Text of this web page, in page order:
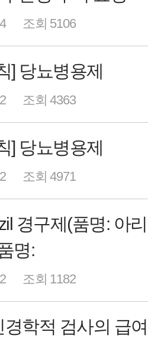
조회 5106
] 당뇨병용제
조회 4363
] 당뇨병용제
조회 4971
경구제(품명: 아
명:
조회 1182
경학적 검사의 급